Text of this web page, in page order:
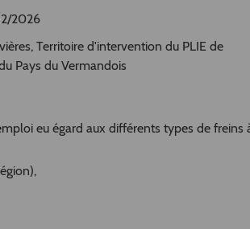
2026
Territoire d'intervention du PLIE de
Pays du Vermandois
eu égard aux différents types de freins